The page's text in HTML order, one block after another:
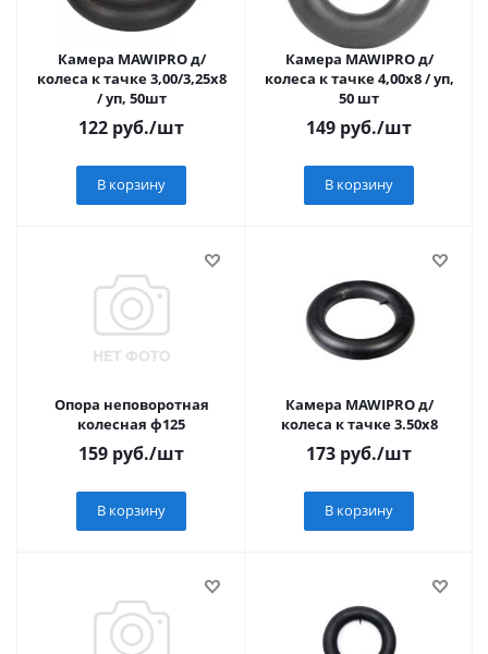
Камера MAWIPRO д/
колеса к тачке 3,00/3,25х8
/ уп, 50шт
122 руб./шт
В корзину
Камера MAWIPRO д/
колеса к тачке 4,00х8 / уп,
50 шт
149 руб./шт
В корзину
Опора неповоротная
колесная ф125
159 руб./шт
В корзину
Камера MAWIPRO д/
колеса к тачке 3.50х8
173 руб./шт
В корзину